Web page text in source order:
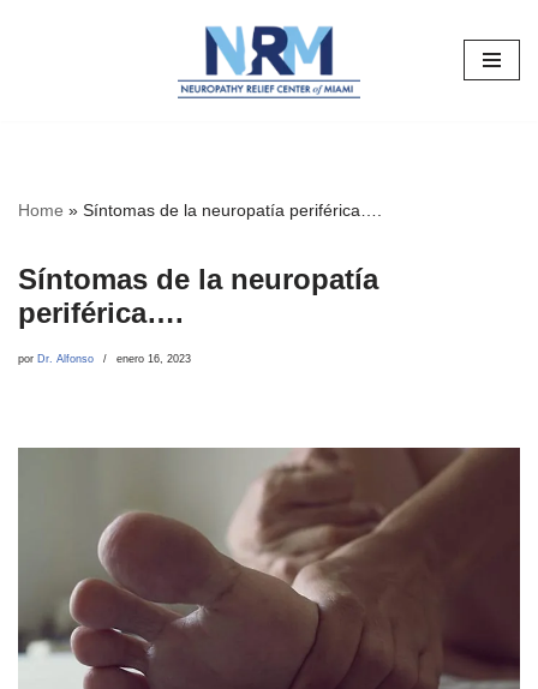
Home » Síntomas de la neuropatía periférica….
Síntomas de la neuropatía
periférica….
por Dr. Alfonso enero 16, 2023